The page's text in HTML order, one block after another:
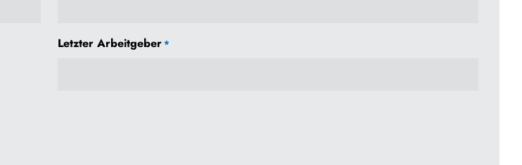
Letzter Arbeitgeber*